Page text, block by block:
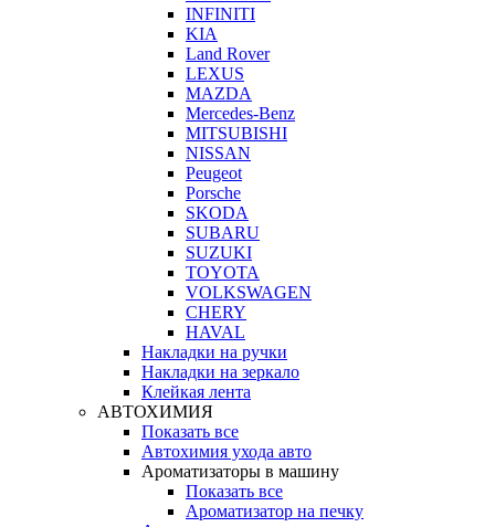
INFINITI
KIA
Land Rover
LEXUS
MAZDA
Mercedes-Benz
MITSUBISHI
NISSAN
Peugeot
Porsche
SKODA
SUBARU
SUZUKI
TOYOTA
VOLKSWAGEN
CHERY
HAVAL
Накладки на ручки
Накладки на зеркало
Клейкая лента
АВТОХИМИЯ
Показать все
Автохимия ухода авто
Ароматизаторы в машину
Показать все
Ароматизатор на печку